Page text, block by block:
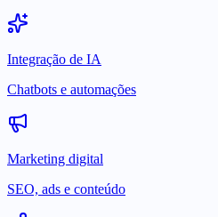
Integração de IA
Chatbots e automações
Marketing digital
SEO, ads e conteúdo